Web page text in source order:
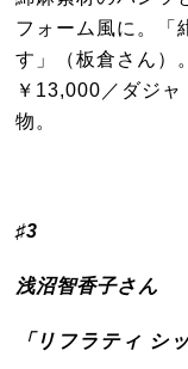
フォーム風に。「
す」（板倉さん）
￥13,000／ダジ
物。
♯3
浅沼智香子さん
「リフラティ シ